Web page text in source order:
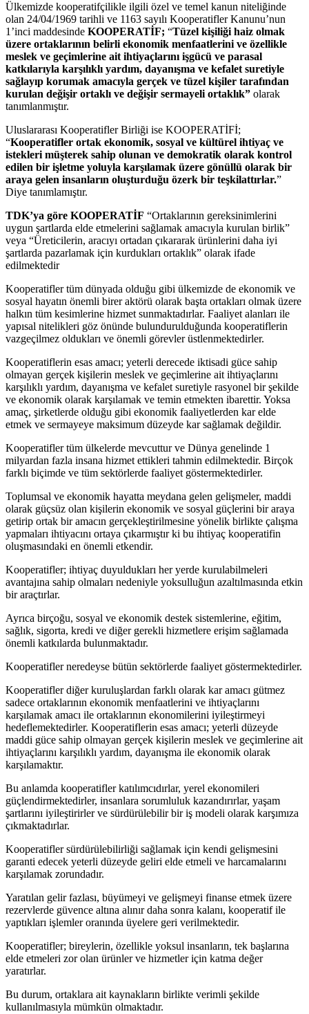
Ülkemizde kooperatifçilikle ilgili özel ve temel kanun niteliğinde
olan 24/04/1969 tarihli ve 1163 sayılı Kooperatifler Kanunu’nun
1’inci maddesinde KOOPERATİF; “Tüzel kişiliği haiz olmak
üzere ortaklarının belirli ekonomik menfaatlerini ve özellikle
meslek ve geçimlerine ait ihtiyaçlarını işgücü ve parasal
katkılarıyla karşılıklı yardım, dayanışma ve kefalet suretiyle
sağlayıp korumak amacıyla gerçek ve tüzel kişiler tarafından
kurulan değişir ortaklı ve değişir sermayeli ortaklık” olarak
tanımlanmıştır.
Uluslararası Kooperatifler Birliği ise KOOPERATİFİ;
“Kooperatifler ortak ekonomik, sosyal ve kültürel ihtiyaç ve
istekleri müşterek sahip olunan ve demokratik olarak kontrol
edilen bir işletme yoluyla karşılamak üzere gönüllü olarak bir
araya gelen insanların oluşturduğu özerk bir teşkilattırlar.”
Diye tanımlamıştır.
TDK’ya göre KOOPERATİF “Ortaklarının gereksinimlerini
uygun şartlarda elde etmelerini sağlamak amacıyla kurulan birlik”
veya “Üreticilerin, aracıyı ortadan çıkararak ürünlerini daha iyi
şartlarda pazarlamak için kurdukları ortaklık” olarak ifade
edilmektedir
Kooperatifler tüm dünyada olduğu gibi ülkemizde de ekonomik ve
sosyal hayatın önemli birer aktörü olarak başta ortakları olmak üzere
halkın tüm kesimlerine hizmet sunmaktadırlar. Faaliyet alanları ile
yapısal nitelikleri göz önünde bulundurulduğunda kooperatiflerin
vazgeçilmez oldukları ve önemli görevler üstlenmektedirler.
Kooperatiflerin esas amacı; yeterli derecede iktisadi güce sahip
olmayan gerçek kişilerin meslek ve geçimlerine ait ihtiyaçlarını
karşılıklı yardım, dayanışma ve kefalet suretiyle rasyonel bir şekilde
ve ekonomik olarak karşılamak ve temin etmekten ibarettir. Yoksa
amaç, şirketlerde olduğu gibi ekonomik faaliyetlerden kar elde
etmek ve sermayeye maksimum düzeyde kar sağlamak değildir.
Kooperatifler tüm ülkelerde mevcuttur ve Dünya genelinde 1
milyardan fazla insana hizmet ettikleri tahmin edilmektedir. Birçok
farklı biçimde ve tüm sektörlerde faaliyet göstermektedirler.
Toplumsal ve ekonomik hayatta meydana gelen gelişmeler, maddi
olarak güçsüz olan kişilerin ekonomik ve sosyal güçlerini bir araya
getirip ortak bir amacın gerçekleştirilmesine yönelik birlikte çalışma
yapmaları ihtiyacını ortaya çıkarmıştır ki bu ihtiyaç kooperatifin
oluşmasındaki en önemli etkendir.
Kooperatifler; ihtiyaç duyuldukları her yerde kurulabilmeleri
avantajına sahip olmaları nedeniyle yoksulluğun azaltılmasında etkin
bir araçtırlar.
Ayrıca birçoğu, sosyal ve ekonomik destek sistemlerine, eğitim,
sağlık, sigorta, kredi ve diğer gerekli hizmetlere erişim sağlamada
önemli katkılarda bulunmaktadır.
Kooperatifler neredeyse bütün sektörlerde faaliyet göstermektedirler.
Kooperatifler diğer kuruluşlardan farklı olarak kar amacı gütmez
sadece ortaklarının ekonomik menfaatlerini ve ihtiyaçlarını
karşılamak amacı ile ortaklarının ekonomilerini iyileştirmeyi
hedeflemektedirler. Kooperatiflerin esas amacı; yeterli düzeyde
maddi güce sahip olmayan gerçek kişilerin meslek ve geçimlerine ait
ihtiyaçlarını karşılıklı yardım, dayanışma ile ekonomik olarak
karşılamaktır.
Bu anlamda kooperatifler katılımcıdırlar, yerel ekonomileri
güçlendirmektedirler, insanlara sorumluluk kazandırırlar, yaşam
şartlarını iyileştirirler ve sürdürülebilir bir iş modeli olarak karşımıza
çıkmaktadırlar.
Kooperatifler sürdürülebilirliği sağlamak için kendi gelişmesini
garanti edecek yeterli düzeyde geliri elde etmeli ve harcamalarını
karşılamak zorundadır.
Yaratılan gelir fazlası, büyümeyi ve gelişmeyi finanse etmek üzere
rezervlerde güvence altına alınır daha sonra kalanı, kooperatif ile
yaptıkları işlemler oranında üyelere geri verilmektedir.
Kooperatifler; bireylerin, özellikle yoksul insanların, tek başlarına
elde etmeleri zor olan ürünler ve hizmetler için katma değer
yaratırlar.
Bu durum, ortaklara ait kaynakların birlikte verimli şekilde
kullanılmasıyla mümkün olmaktadır.